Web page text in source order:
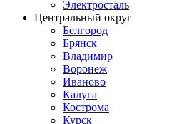
Электросталь
Центральный округ
Белгород
Брянск
Владимир
Воронеж
Иваново
Калуга
Кострома
Курск